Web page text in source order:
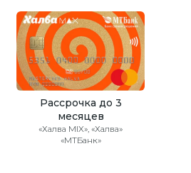
Рассрочка до 3
месяцев
«Халва MIX», «Халва»
«МТБанк»